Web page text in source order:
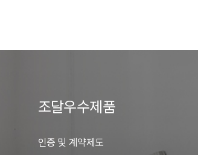
조달우수제품
인증 및 계약제도